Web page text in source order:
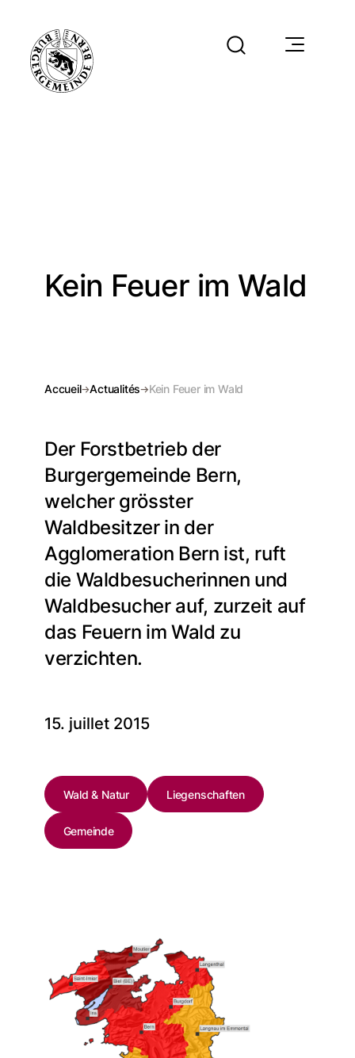
Kein Feuer im Wald
Accueil Actualités Kein Feuer im Wald
Der Forstbetrieb der
Burgergemeinde Bern,
welcher grösster
Waldbesitzer in der
Agglomeration Bern ist, ruft
die Waldbesucherinnen und
Waldbesucher auf, zurzeit auf
das Feuern im Wald zu
verzichten.
15. juillet 2015
Wald & Natur Liegenschaften
Gemeinde